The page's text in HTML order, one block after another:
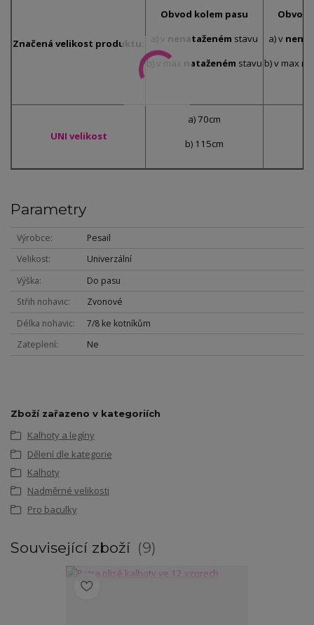
Značená velikost produktu:
Obvod kolem pasu
a) v nenataženém stavu
b) v max nataženém stavu
Obvod
a) v
b) v max
UNI velikost
a) 70cm
b) 115cm
Parametry
Výrobce
Pesail
Velikost
Univerzální
Výška
Do pasu
Střih nohavic
Zvonové
Délka nohavic
7/8 ke kotníkům
Zateplení
Ne
Zboží zařazeno v kategoriích
Kalhoty a legíny
Dělení dle kategorie
Kalhoty
Nadměrné velikosti
Pro baculky
Související zboží 9